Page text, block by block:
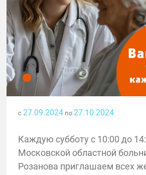
с 27.09.2024 по 27.10.2024
Каждую субботу с 10:00 до
Московской областной
Розанова приглашаем всех